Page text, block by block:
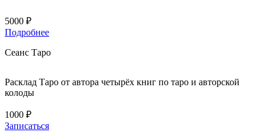
5000 ₽
Подробнее
Сеанс Таро
Расклад Таро от автора четырёх книг по таро и авторской
колоды
1000 ₽
Записаться